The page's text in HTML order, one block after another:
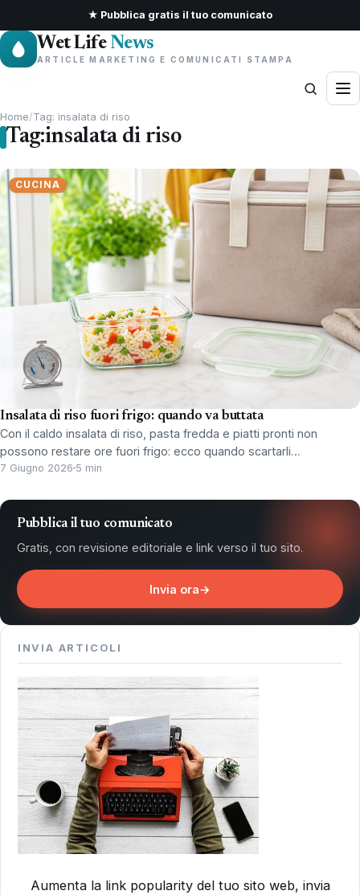
★ Pubblica gratis il tuo comunicato
Wet Life News
ARTICLE MARKETING E COMUNICATI STAMPA
Home/Tag: insalata di riso
Tag:insalata di riso
CUCINA
Insalata di riso fuori frigo: quando va buttata
Con il caldo insalata di riso, pasta fredda e piatti pronti non
possono restare ore fuori frigo: ecco quando scartarli…
7 Giugno 2026 5 min
Pubblica il tuo comunicato
Gratis, con revisione editoriale e link verso il tuo sito.
Invia ora→
INVIA ARTICOLI
Aumenta la link popularity del tuo sito web, invia